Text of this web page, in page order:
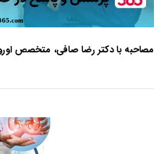
مصاحبه با دکتر رضا صافی، متخصص